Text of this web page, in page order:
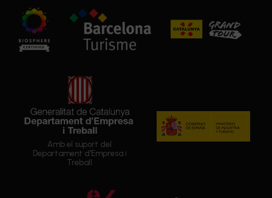
Amb el suport del
Departament d'Empresa i
Treball